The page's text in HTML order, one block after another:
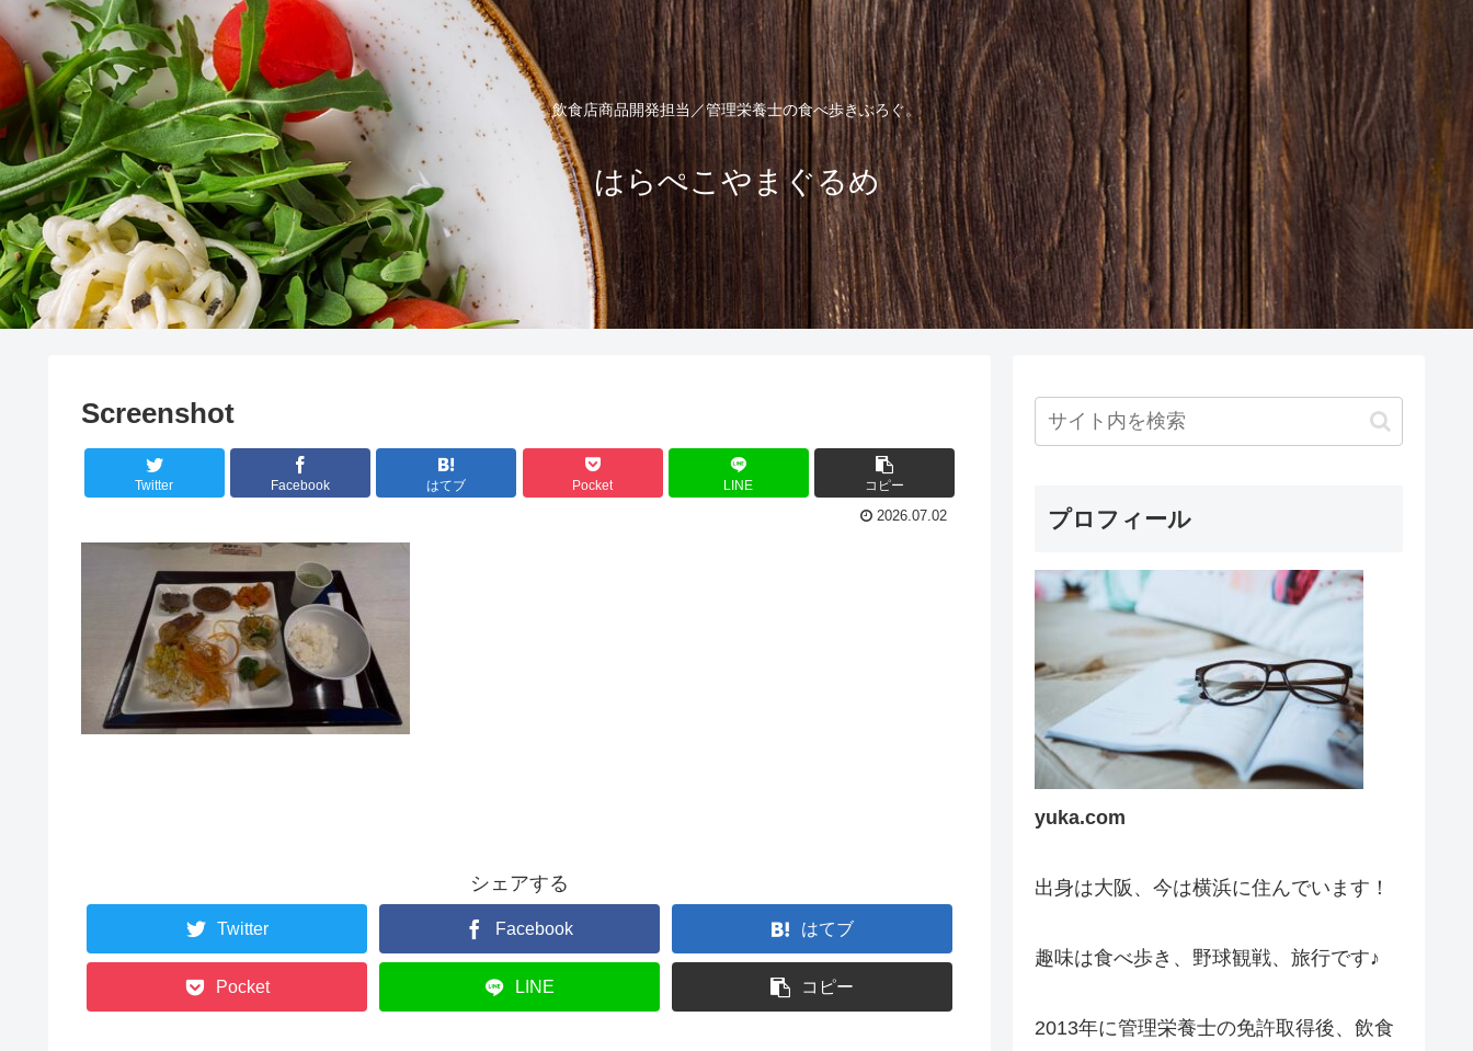
飲食店商品開発担当／管理栄養士の食べ歩きぶろぐ。
はらぺこやまぐるめ
Screenshot
Twitter Facebook はてブ Pocket LINE コピー
2026.07.02
シェアする
Twitter Facebook はてブ
Pocket LINE コピー
プロフィール
yuka.com
出身は大阪、今は横浜に住んでいます！
趣味は食べ歩き、野球観戦、旅行です♪
2013年に管理栄養士の免許取得後、飲食